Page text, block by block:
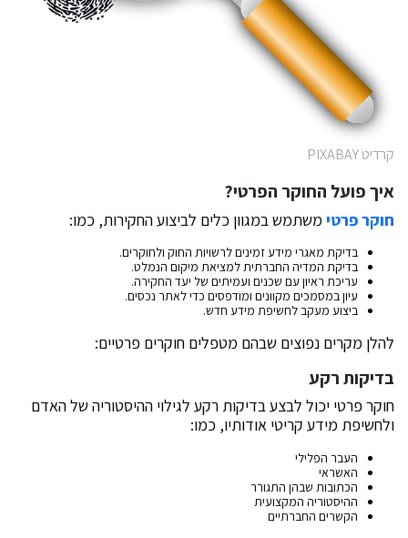
קרדיט PIXABAY
איך פועל החוקר הפרטי?
חוקר פרטי משתמש במגוון כלים לביצוע החקירות, כמו:
בדיקת מאגרי מידע זמינים לרשויות החוק ולחוקרים.
בדיקת המדיה החברתית למציאת מיקום הנמלט.
עריכת ראיון עם שכנים ועמיתים של יעד החקירה.
עיון במסמכים מקוונים ומודפסים כדי לאתר נכסים.
ביצוע מעקב לחשיפת מידע חדש.
להלן מקרים נפוצים שבהם מטפלים חוקרים פרטיים:
בדיקות רקע
חוקר פרטי יכול לבצע בדיקות רקע לגילוי ההיסטוריה של האדם
ולחשיפת מידע קריטי אודותיו, כמו:
העבר הפלילי
האשראי
הכתובות שבהן התגורר
ההיסטוריה המקצועית
הקשרים החברתיים